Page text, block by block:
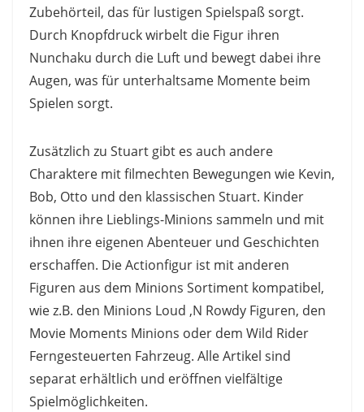
Zubehörteil, das für lustigen Spielspaß sorgt.
Durch Knopfdruck wirbelt die Figur ihren
Nunchaku durch die Luft und bewegt dabei ihre
Augen, was für unterhaltsame Momente beim
Spielen sorgt.
Zusätzlich zu Stuart gibt es auch andere
Charaktere mit filmechten Bewegungen wie Kevin,
Bob, Otto und den klassischen Stuart. Kinder
können ihre Lieblings-Minions sammeln und mit
ihnen ihre eigenen Abenteuer und Geschichten
erschaffen. Die Actionfigur ist mit anderen
Figuren aus dem Minions Sortiment kompatibel,
wie z.B. den Minions Loud ‚N Rowdy Figuren, den
Movie Moments Minions oder dem Wild Rider
Ferngesteuerten Fahrzeug. Alle Artikel sind
separat erhältlich und eröffnen vielfältige
Spielmöglichkeiten.